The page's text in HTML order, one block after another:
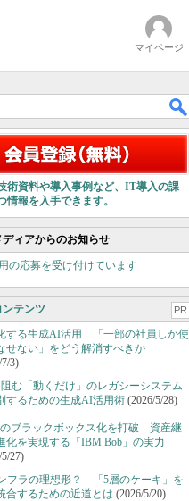
マイページ
術資料や導入事例など、IT導入の課
情報を入手できます。
ディアからのお知らせ
の応募を受け付けています
テンツ PR
する生成AI活用 「一部の社員しか使
せない」をどう解消すべきか
3)
む「動くだけ」のレガシーシステム
するための生成AI活用術 (2026/5/28)
ブラックボックス化を打破 資産継
化を実現する「IBM Bob」の実力
27)
フラの理想形？ 「5層のケーキ」を
合するための近道とは (2026/5/20)